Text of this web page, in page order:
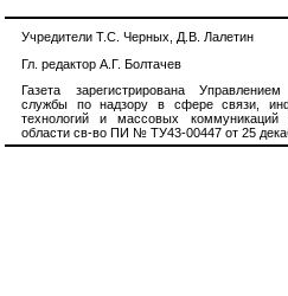
Учредители Т.С. Черных, Д.В. Лалетин
Гл. редактор А.Г. Болтачев
Газета зарегистрирована
службы по надзору в сфере связи,
технологий и массовых коммуникаций
области св-во ПИ № ТУ43-00447 от 25